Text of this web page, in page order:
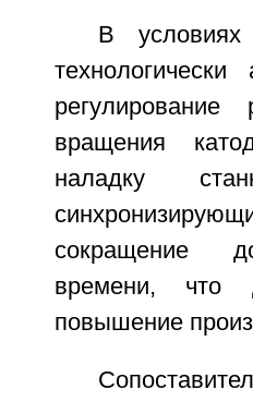
В условиях
вращения
наладку
сокращение
времени, что
повышение